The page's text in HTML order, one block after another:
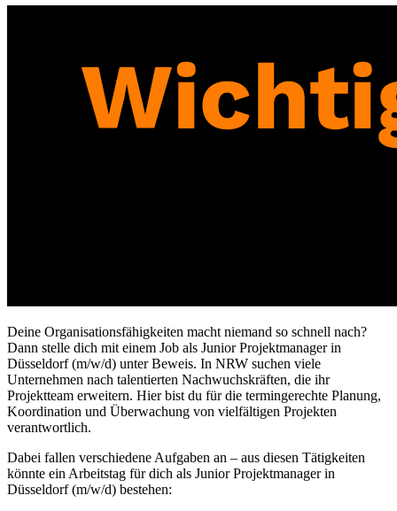
Deine Organisationsfähigkeiten macht niemand so schnell nach?
Dann stelle dich mit einem Job als Junior Projektmanager in
Düsseldorf (m/w/d) unter Beweis. In NRW suchen viele
Unternehmen nach talentierten Nachwuchskräften, die ihr
Projektteam erweitern. Hier bist du für die termingerechte Planung,
Koordination und Überwachung von vielfältigen Projekten
verantwortlich.
Dabei fallen verschiedene Aufgaben an – aus diesen Tätigkeiten
könnte ein Arbeitstag für dich als Junior Projektmanager in
Düsseldorf (m/w/d) bestehen: